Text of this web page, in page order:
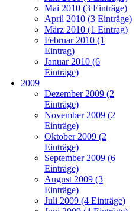
Mai 2010 (3 Einträge)
April 2010 (3 Einträge)
März 2010 (1 Eintrag)
Februar 2010 (1
Eintrag)
Januar 2010 (6
Einträge)
2009
Dezember 2009 (2
Einträge)
November 2009 (2
Einträge)
Oktober 2009 (2
Einträge)
September 2009 (6
Einträge)
August 2009 (3
Einträge)
Juli 2009 (4 Einträge)